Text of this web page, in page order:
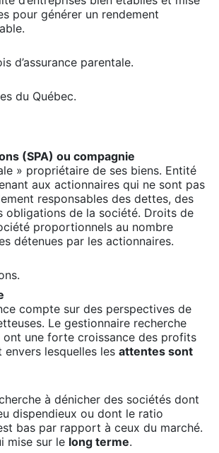
pour générer un rendement
d’assurance parentale.
du Québec.
(SPA) ou compagnie
» propriétaire de ses biens. Entité
aux actionnaires qui ne sont pas
responsables des dettes, des
obligations de la société. Droits de
proportionnels au nombre
détenues par les actionnaires.
.
compte sur des perspectives de
Le gestionnaire recherche
ont une forte croissance des profits
lesquelles les attentes sont
à dénicher des sociétés dont
dispendieux ou dont le ratio
bas par rapport à ceux du marché.
mise sur le long terme.